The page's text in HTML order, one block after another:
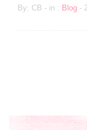
By: CB - in : Blog -